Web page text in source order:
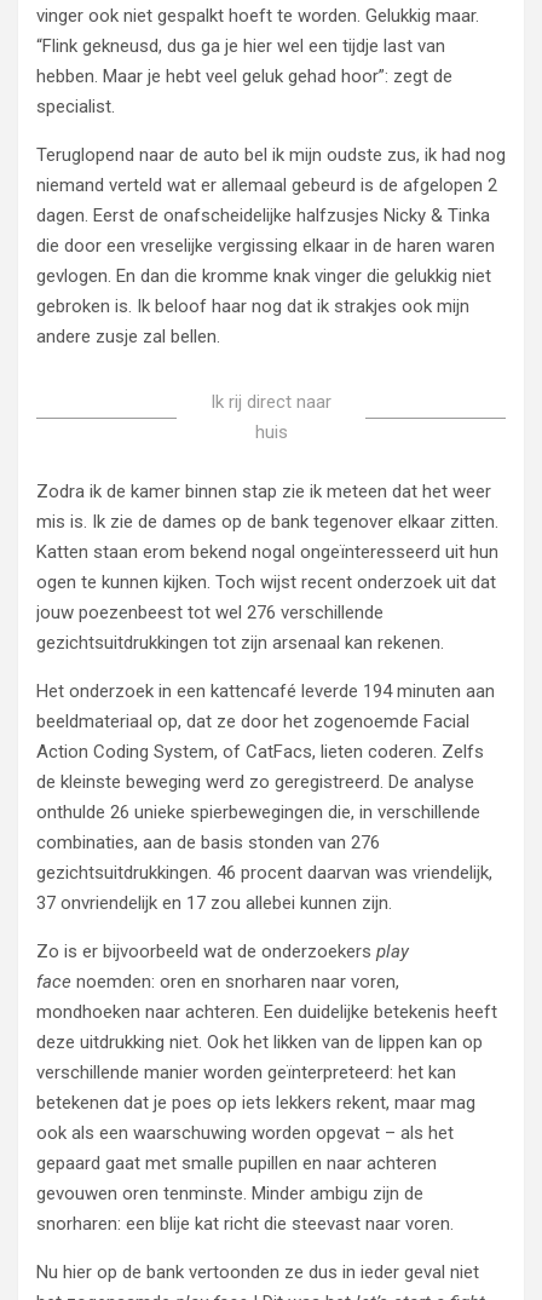
vinger ook niet gespalkt hoeft te worden. Gelukkig maar.
“Flink gekneusd, dus ga je hier wel een tijdje last van
hebben. Maar je hebt veel geluk gehad hoor”: zegt de
specialist.
Teruglopend naar de auto bel ik mijn oudste zus, ik had nog
niemand verteld wat er allemaal gebeurd is de afgelopen 2
dagen. Eerst de onafscheidelijke halfzusjes Nicky & Tinka
die door een vreselijke vergissing elkaar in de haren waren
gevlogen. En dan die kromme knak vinger die gelukkig niet
gebroken is. Ik beloof haar nog dat ik strakjes ook mijn
andere zusje zal bellen.
Ik rij direct naar
huis
Zodra ik de kamer binnen stap zie ik meteen dat het weer
mis is. Ik zie de dames op de bank tegenover elkaar zitten.
Katten staan erom bekend nogal ongeïnteresseerd uit hun
ogen te kunnen kijken. Toch wijst recent onderzoek uit dat
jouw poezenbeest tot wel 276 verschillende
gezichtsuitdrukkingen tot zijn arsenaal kan rekenen.
Het onderzoek in een kattencafé leverde 194 minuten aan
beeldmateriaal op, dat ze door het zogenoemde Facial
Action Coding System, of CatFacs, lieten coderen. Zelfs
de kleinste beweging werd zo geregistreerd. De analyse
onthulde 26 unieke spierbewegingen die, in verschillende
combinaties, aan de basis stonden van 276
gezichtsuitdrukkingen. 46 procent daarvan was vriendelijk,
37 onvriendelijk en 17 zou allebei kunnen zijn.
Zo is er bijvoorbeeld wat de onderzoekers play
face noemden: oren en snorharen naar voren,
mondhoeken naar achteren. Een duidelijke betekenis heeft
deze uitdrukking niet. Ook het likken van de lippen kan op
verschillende manier worden geïnterpreteerd: het kan
betekenen dat je poes op iets lekkers rekent, maar mag
ook als een waarschuwing worden opgevat – als het
gepaard gaat met smalle pupillen en naar achteren
gevouwen oren tenminste. Minder ambigu zijn de
snorharen: een blije kat richt die steevast naar voren.
Nu hier op de bank vertoonden ze dus in ieder geval niet